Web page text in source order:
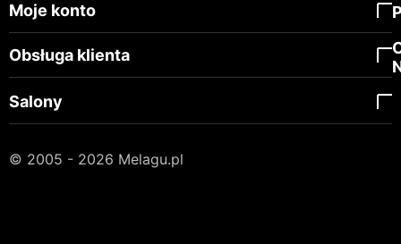
Moje konto
Obsługa klienta
Salony
© 2005 - 2026 Melagu.pl